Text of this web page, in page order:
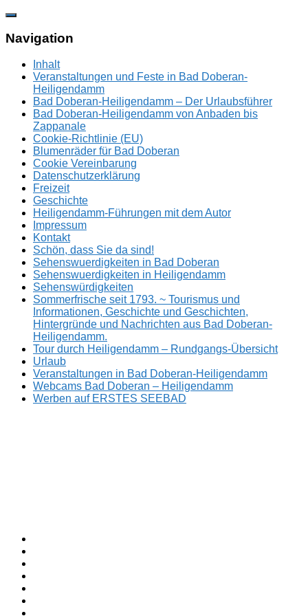
Zum
springen
Navigation
Inhalt
Veranstaltungen und Feste in Bad Doberan-
Heiligendamm
Bad Doberan-Heiligendamm – Der Urlaubsführer
Bad Doberan-Heiligendamm von Anbaden bis
Zappanale
Cookie-Richtlinie (EU)
Blumenräder für Bad Doberan
Cookie Vereinbarung
Datenschutzerklärung
Freizeit
Geschichte
Heiligendamm-Führungen mit dem Autor
Impressum
Kontakt
Schön, dass Sie da sind!
Sehenswuerdigkeiten in Bad Doberan
Sehenswuerdigkeiten in Heiligendamm
Sehenswürdigkeiten
Sommerfrische seit 1793. ~ Tourismus und
Informationen, Geschichte und Geschichten,
Hintergründe und Nachrichten aus Bad Doberan-
Heiligendamm.
Tour durch Heiligendamm – Rundgangs-Übersicht
Urlaub
Veranstaltungen in Bad Doberan-Heiligendamm
Webcams Bad Doberan – Heiligendamm
Werben auf ERSTES SEEBAD
ERSTES
SEEBAD
Sommerfrische
seit
1793.